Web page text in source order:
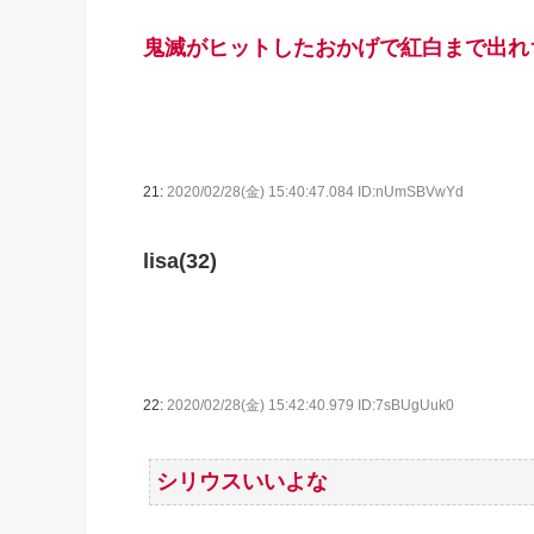
鬼滅がヒットしたおかげで紅白まで出
21: 2020/02/28(金) 15:40:47.084 ID:nUmSBVwYd
lisa(32)
22: 2020/02/28(金) 15:42:40.979 ID:7sBUgUuk0
シリウスいいよな